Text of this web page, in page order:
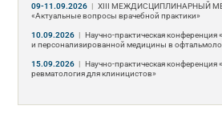
09-11.09.2026 | ХIII МЕЖДИСЦИПЛИНАРНЫЙ
«Актуальные вопросы врачебной практики»
10.09.2026 | Научно-практическая
и персонализированной медицины в
15.09.2026 | Научно-практическая конференция
ревматология для клиницистов»